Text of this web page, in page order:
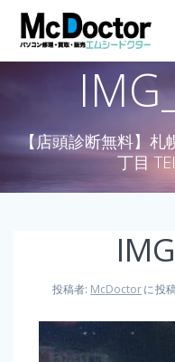
【店頭診断無料】札
丁目
投稿者: McDoctorに投